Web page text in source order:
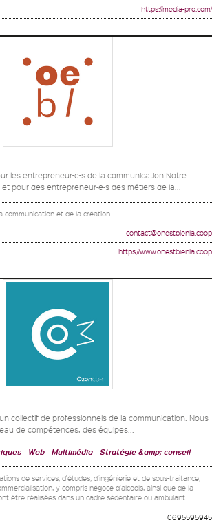
https://media-pro.com/
les entrepreneur•e•s de la communication Notre
pour des entrepreneur•e•s des métiers de la...
communication et de la création
contact@onestbienla.coop
https://www.onestbienla.coop
collectif de professionnels de la communication. Nous
de compétences, des équipes...
Web - Multimédia Stratégie &amp; conseil
de services, d'études, d'ingénierie et de sous-traitance,
y compris négoce d'alcools, ainsi que de la
être réalisées dans un cadre sédentaire ou ambulant.
0695595945